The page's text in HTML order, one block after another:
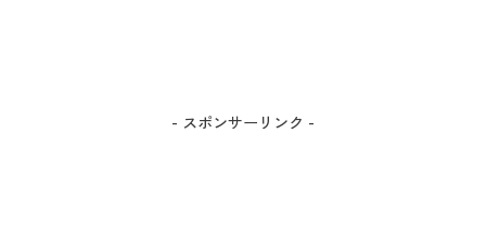
- スポンサーリンク -